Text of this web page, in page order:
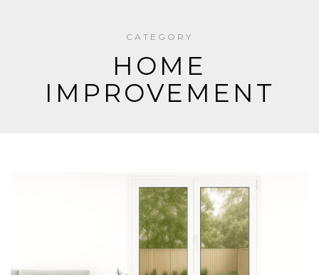
CATEGORY
HOME
IMPROVEMENT